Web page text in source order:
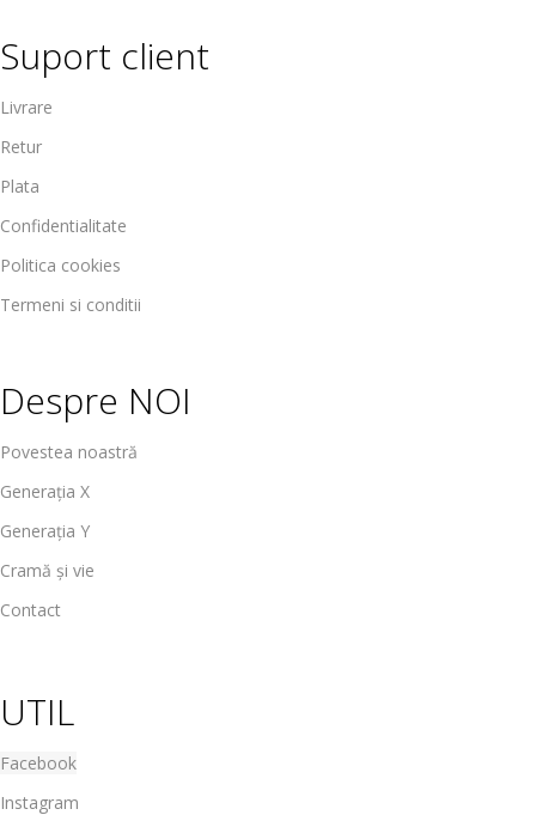
Suport client
Livrare
Retur
Plata
Confidentialitate
Politica cookies
Termeni si conditii
Despre NOI
Povestea noastră
Generația X
Generația Y
Cramă și vie
Contact
UTIL
Facebook
Instagram